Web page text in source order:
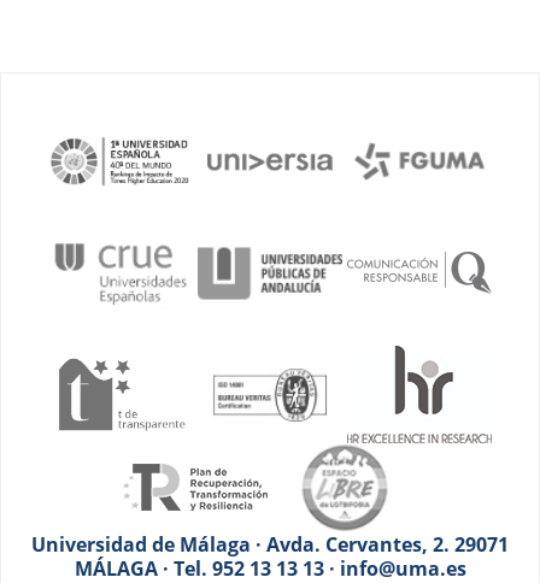
Universidad de Málaga · Avda. Cervantes, 2. 29071
MÁLAGA · Tel. 952 13 13 13 · info@uma.es